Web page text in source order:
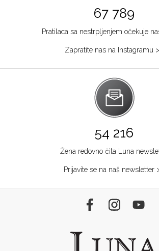
67 789
Pratilaca sa nestrpljenjem očekuje
Zapratite nas na Instagramu
54 216
Žena redovno čita Luna
Prijavite se na naš newsletter